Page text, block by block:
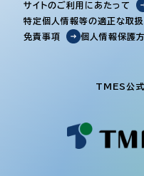
サイトのご利用にあたって
特定個人情報等の適正な取
免責事項
個人情報保護
TMES公式